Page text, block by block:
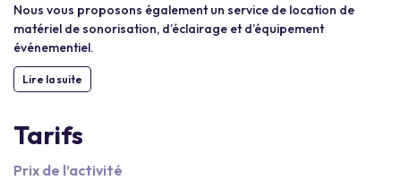
Nous vous proposons également un service de location de
matériel de sonorisation, d’éclairage et d’équipement
événementiel.
Lire la suite
Tarifs
Prix de l’activité